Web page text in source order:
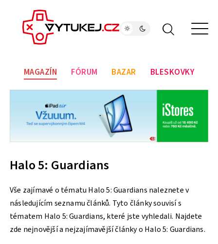
MAGAZÍN FÓRUM BAZAR BLESKOVKY
Halo 5: Guardians
Vše zajímavé o tématu Halo 5: Guardians naleznete v
následujícím seznamu článků. Tyto články souvisí s
tématem Halo 5: Guardians, které jste vyhledali. Najdete
zde nejnovější a nejzajímavější články o Halo 5: Guardians.